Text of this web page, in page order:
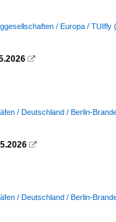
/ Europa / TUIfly

/ Deutschland / Berlin-

/ Deutschland / Berlin-